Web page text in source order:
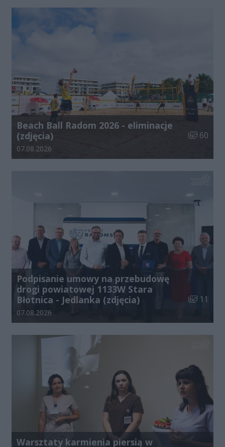
Beach Ball Radom 2026 - eliminacje
(zdjęcia)
Liczba
60
Data dodania galerii:
07.08.2026
Podpisanie umowy na przebudowę
drogi powiatowej 1133W Stara
Błotnica - Jedlanka (zdjęcia)
Liczba
11
Data dodania galerii:
07.08.2026
Warsztaty karmienia piersią w